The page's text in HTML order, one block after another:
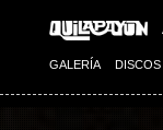
GALERÍA DISCOS